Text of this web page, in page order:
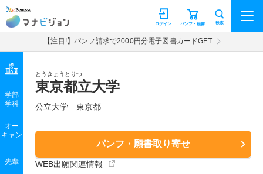
マナビジョン パンフ・願書
ログイン 検索
【注目!】パンフ請求で2000円分電子図書カードGET
とうきょうとりつ
東京都立大学
公立大学 東京都
パンフ・願書取り寄せ
WEB出願関連情報
学部
学科
オー
キャン
先輩